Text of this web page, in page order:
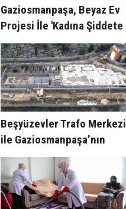
Gaziosmanpaşa, Beyaz Ev
Projesi İle 'Kadına Şiddete
Dur' Diyor
Beşyüzevler Trafo Merkezi
ile Gaziosmanpaşa’nın
Enerji İhtiyacı Kesintisiz
Karşılanacak